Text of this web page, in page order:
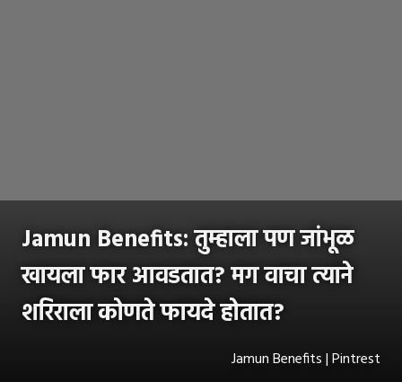
Jamun Benefits: तुम्हाला पण जांभूळ
खायला फार आवडतात? मग वाचा त्याने
शरिराला कोणते फायदे होतात?
Jamun Benefits | Pintrest